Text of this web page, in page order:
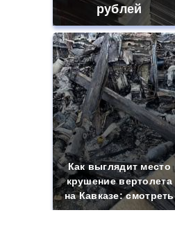
рублей
Как выглядит место
крушение вертолета
на Кавказе: смотреть